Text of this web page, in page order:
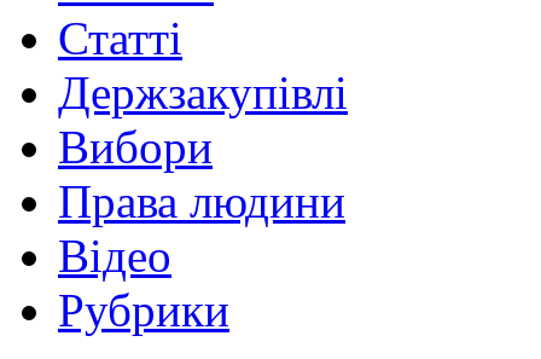
Статті
Держзакупівлі
Вибори
Права людини
Відео
Рубрики